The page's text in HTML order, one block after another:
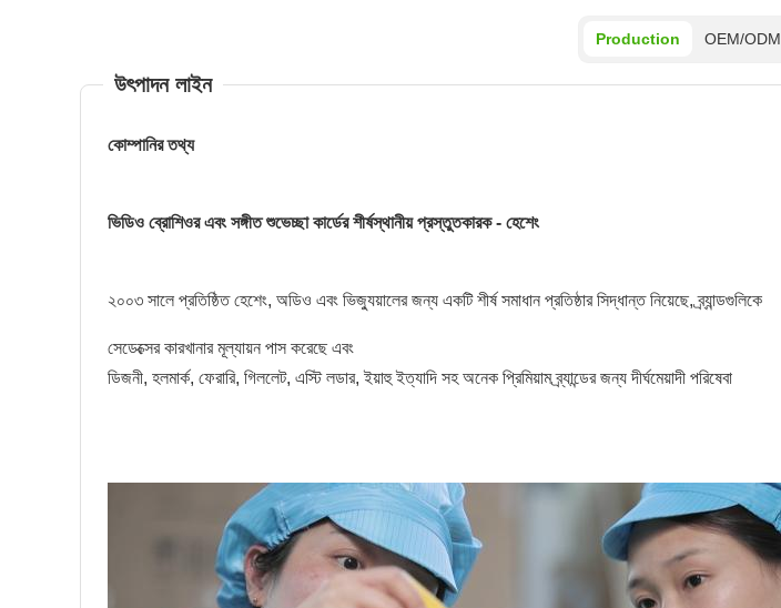
Production OEM/ODM
উৎপাদন লাইন
কোম্পানির তথ্য
ভিডিও ব্রোশিওর এবং সঙ্গীত শুভেচ্ছা কার্ডের শীর্ষস্থানীয় প্রস্তুতকারক - হেশেং
২০০৩ সালে প্রতিষ্ঠিত হেশেং, অডিও এবং ভিজ্যুয়ালের জন্য একটি শীর্ষ সমাধান প্রতিষ্ঠার সিদ্ধান্ত নিয়েছে, ব্র্যান্ডগুলিকে
সেডেক্সের কারখানার মূল্যায়ন পাস করেছে এবং
ডিজনী, হলমার্ক, ফেরারি, গিললেট, এস্টি লডার, ইয়াহু ইত্যাদি সহ অনেক প্রিমিয়াম ব্র্যান্ডের জন্য দীর্ঘমেয়াদী পরিষেবা